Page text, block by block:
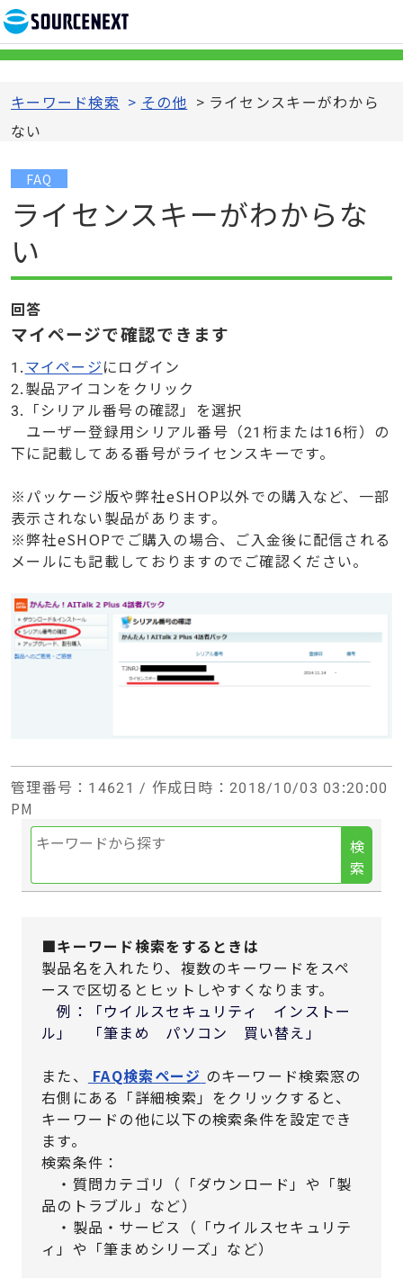
キーワード検索 > その他 > ライセンスキーがわから
ない
FAQ
ライセンスキーがわからな
い
回答
マイページで確認できます
1.マイページにログイン
2.製品アイコンをクリック
3.「シリアル番号の確認」を選択
ユーザー登録用シリアル番号（21桁または16桁）の
下に記載してある番号がライセンスキーです。
※パッケージ版や弊社eSHOP以外での購入など、一部
表示されない製品があります。
※弊社eSHOPでご購入の場合、ご入金後に配信される
メールにも記載しておりますのでご確認ください。
管理番号 ：14621 / 作成日時 ：2018/10/03 03:20:00
PM
検
索
■キーワード検索をするときは
製品名を入れたり、複数のキーワードをスペ
ースで区切るとヒットしやすくなります。
例：「ウイルスセキュリティ インストー
ル」 「筆まめ パソコン 買い替え」
また、
FAQ検索ページ のキーワード検索窓の
右側にある「詳細検索」をクリックすると、
キーワードの他に以下の検索条件を設定でき
ます。
検索条件：
・質問カテゴリ（「ダウンロード」や「製
品のトラブル」など）
・製品・サービス（「ウイルスセキュリテ
ィ」や「筆まめシリーズ」など）